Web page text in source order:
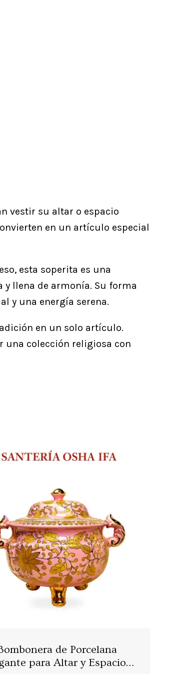
vestir su altar o espacio
en un artículo especial
esta soperita es una
llena de armonía. Su forma
y una energía serena.
en un solo artículo.
una colección religiosa con
de Porcelana
para Altar y Espacios